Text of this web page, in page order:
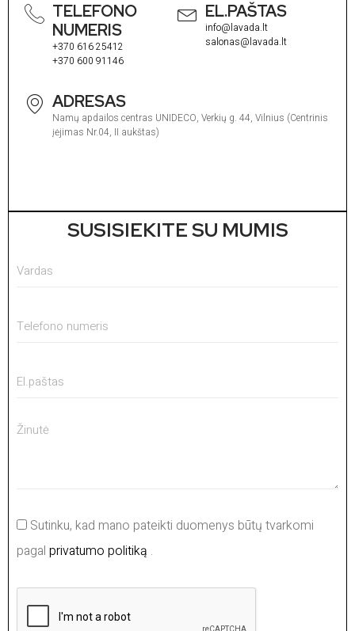
TELEFONO
NUMERIS
+370 616 25412
+370 600 91146
EL.PAŠTAS
info@lavada.lt
salonas@lavada.lt
ADRESAS
Namų apdailos centras UNIDECO, Verkių g. 44, Vilnius (Centrinis
įėjimas Nr.04, II aukštas)
SUSISIEKITE SU MUMIS
Sutinku, kad mano pateikti duomenys būtų tvarkomi
pagal privatumo politiką .